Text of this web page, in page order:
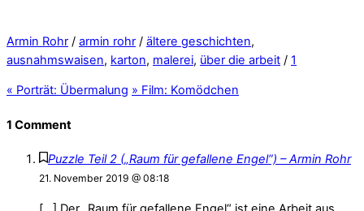
Armin Rohr / armin rohr / ältere geschichten,
ausnahmswaisen, karton, malerei, über die arbeit / 1
« Porträt: Übermalung » Film: Komödchen
1 Comment
Puzzle Teil 2 („Raum für gefallene Engel“) – Armin Rohr
21. November 2019 @ 08:18